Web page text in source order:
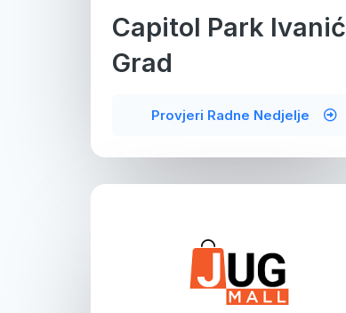
Capitol Park Ivanić
Grad
Provjeri Radne Nedjelje